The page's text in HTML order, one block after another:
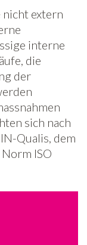
nicht extern
interne
die
der
sich nach
Qualis, dem
ISO